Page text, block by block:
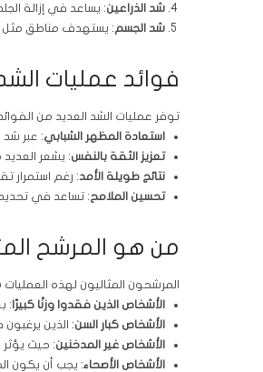
شد الذراعين: يساعد في إزالة
شد الجسم: يستهدف مناطق مثل
فوائد عمليات
توفر عمليات الشد العديد من
استعادة المظهر الشبابي: عبر شد
تعزيز الثقة بالنفس: يشعر
نتائج طويلة الأمد: رغم استمرار
تحسين الملامح: تساعد في
من هو المرشح
المرشحون المثاليون لهذه
الأشخاص الذين فقدوا وزنًا كبيرًا :
الأشخاص كبار السن: الذين
الأشخاص غير المدخنين: حيث يؤثر
الأشخاص الأصحاء: يجب أن يكون